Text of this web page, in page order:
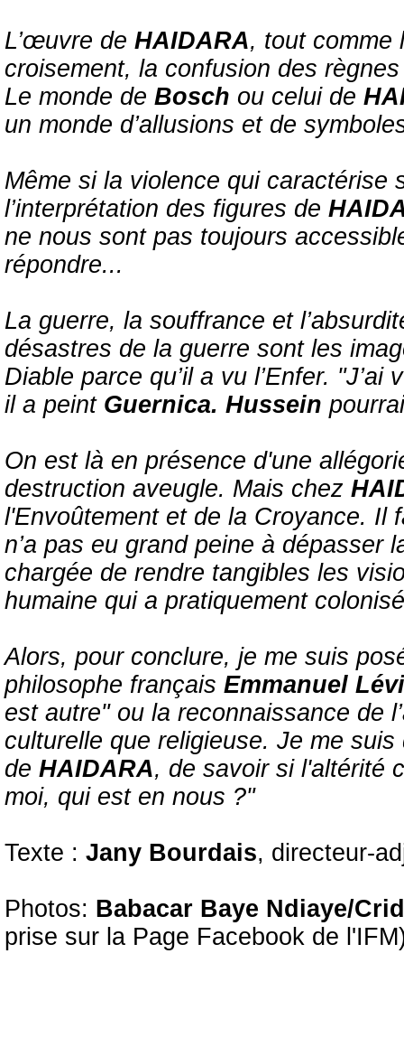
L’œuvre de HAIDARA, tout
croisement, la confusion des
Le monde de Bosch ou celui de
un monde d’allusions et de
Même si la violence qui
l’interprétation des figures de
ne nous sont pas toujours
répondre...
La guerre, la souffrance et
désastres de la guerre sont les
Diable parce qu’il a vu l’Enfer.
il a peint Guernica. Hussein
On est là en présence d'une
destruction aveugle. Mais chez
l'Envoûtement et de la Croyance. Il
n’a pas eu grand peine à dépasser
chargée de rendre tangibles les
humaine qui a pratiquement
Alors, pour conclure, je me suis
philosophe français Emmanuel
est autre" ou la reconnaissance de
culturelle que religieuse. Je me
de HAIDARA, de savoir si l'altérité
moi, qui est en nous ?"
Texte : Jany Bourdais, directeur-
Photos: Babacar Baye Ndiaye/
prise sur la Page Facebook de